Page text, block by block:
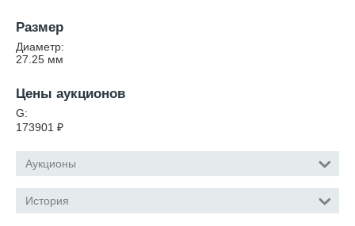
Размер
Диаметр:
27.25 мм
Цены аукционов
G:
173901 ₽
Аукционы
История